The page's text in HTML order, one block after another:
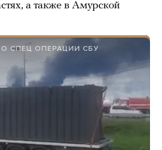
а также в Амурской
СПЕЦ ОПЕРАЦИИ СБУ